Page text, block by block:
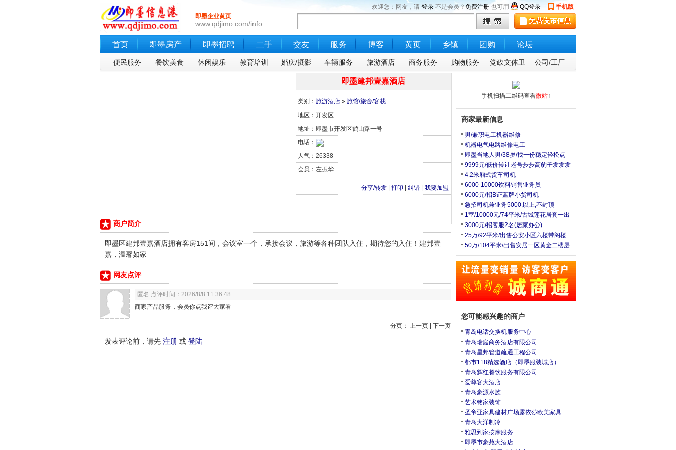
即墨企业黄页
www.qdjimo.com/info
欢迎您：网友，请 登录 不是会员？免费注册 也可用 QQ登录 手机版
首页 即墨房产 即墨招聘 二手 交友 服务 博客 黄页 乡镇 团购 论坛
便民服务 餐饮美食 休闲娱乐 教育培训 婚庆/摄影 车辆服务 旅游酒店 商务服务 购物服务 党政文体卫 公司/工厂
即墨建邦壹嘉酒店
类别： 旅游酒店 » 旅馆/旅舍/客栈
地区：开发区
地址：即墨市开发区鹤山路一号
电话：
人气：26338
会员：左振华
分享/转发 打印 纠错 我要加盟
商户简介
即墨区建邦壹嘉酒店拥有客房151间，会议室一个，承接会议，旅游等各种团队入住，期待您的入住！建邦壹
嘉，温馨如家
网友点评
匿名 点评时间：2026/8/8 11:36:48
商家产品服务，会员你点我评大家看
分页： 上一页 | 下一页
发表评论前，请先 注册 或 登陆
手机扫描二维码查看微站↑
商家最新信息
男/兼职电工机器维修
机器电气电路维修电工
即墨当地人男/38岁/找一份稳定轻松点
9999元/低价转让老号步步高豹子发发发
4.2米厢式货车司机
6000-10000饮料销售业务员
6000元/招B证蓝牌小货司机
急招司机兼业务5000,以上,不封顶
1室/10000元/74平米/古城莲花居套一出
3000元/招客服2名(居家办公)
25万/92平米/出售公安小区六楼带阁楼
50万/104平米/出售安居一区黄金二楼层
您可能感兴趣的商户
青岛电话交换机服务中心
青岛瑞庭商务酒店有限公司
青岛星邦管道疏通工程公司
都市118精选酒店（即墨服装城店）
青岛辉红餐饮服务有限公司
爱尊客大酒店
青岛豪源水族
艺术铭家装饰
圣帝亚家具建材广场露依莎欧美家具
青岛大洋制冷
雅思到家按摩服务
即墨市豪苑大酒店